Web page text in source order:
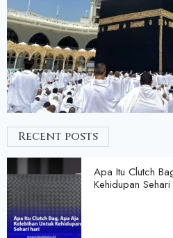
Recent posts
Apa Itu Clutch
Kehidupan